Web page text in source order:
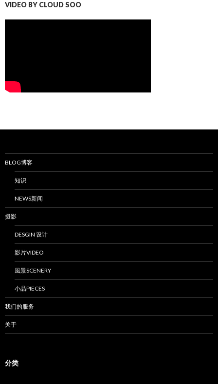
VIDEO BY CLOUD SOO
BLOG博客
知识
NEWS新闻
摄影
DESGIN 设计
影片VIDEO
風景SCENERY
小品PIECES
我们的服务
关于
分类